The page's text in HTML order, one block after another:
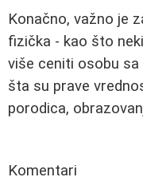
Konačno, važno je
fizička - kao što
više ceniti osobu
šta su prave
porodica,
Komentari